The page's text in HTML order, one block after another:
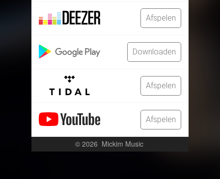
Afspelen
Downloaden
Afspelen
Afspelen
© 2026 Mickim Music